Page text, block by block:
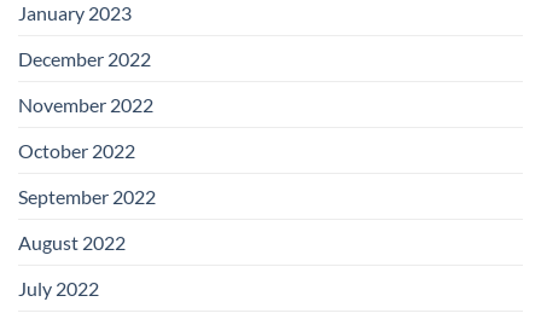
January 2023
December 2022
November 2022
October 2022
September 2022
August 2022
July 2022